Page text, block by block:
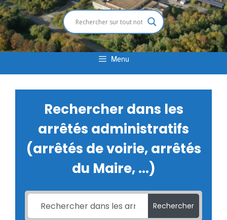
Menu
Rechercher dans les
arrêtés administratifs
(arrêtés de voirie, arrêtés
du Maire, ...)
Rechercher